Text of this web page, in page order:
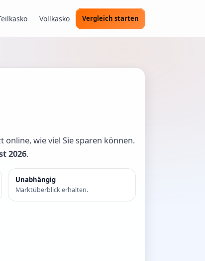
Vollkasko Vergleich starten
online, wie viel Sie sparen können.
2026.
Unabhängig
Marktüberblick erhalten.